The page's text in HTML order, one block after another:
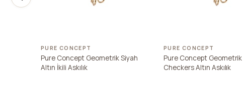
PURE CONCEPT
Pure Concept Geometrik Siyah
Altın İkili Askılık
PURE CONCEPT
Pure Concept Geometrik
Checkers Altın Askılık